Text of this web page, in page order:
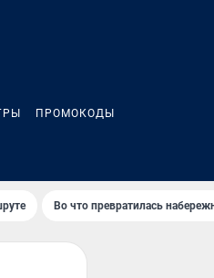
ПРОМОКОДЫ
Во что превратилась